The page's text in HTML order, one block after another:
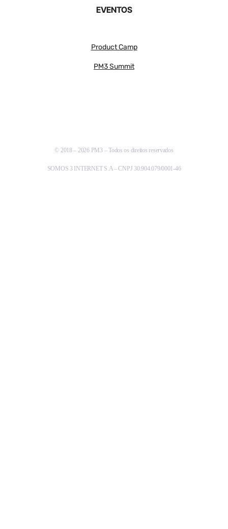
EVENTOS
Product Camp
PM3 Summit
© 2018 – 2026 PM3 – Todos os direitos reservados
SOMOS 3 INTERNET S.A – CNPJ 30.904.079/0001-46